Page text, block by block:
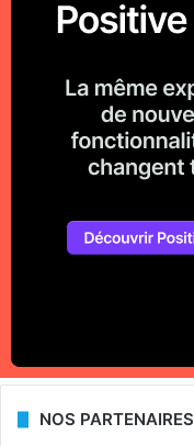
NOS PARTENAIRES